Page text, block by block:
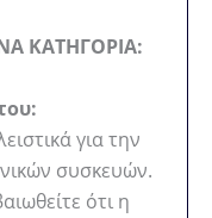
ΚΑΤΗΓΟΡΙΑ:
για την
συσκευών.
ότι η